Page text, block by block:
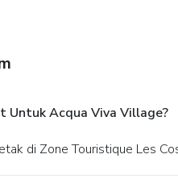
Untuk Acqua Viva Village?
di Zone Touristique Les